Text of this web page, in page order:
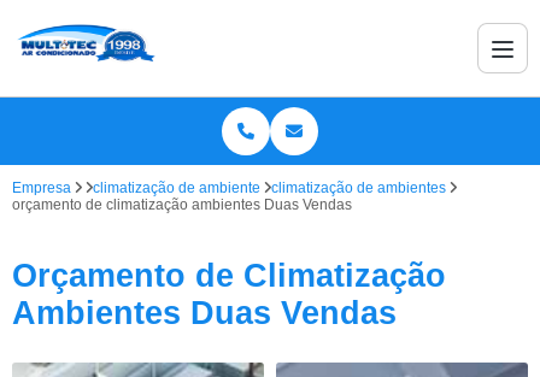
Empresa climatização de ambiente
climatização de ambientes
orçamento de climatização ambientes Duas Vendas
Orçamento de Climatização
Ambientes Duas Vendas